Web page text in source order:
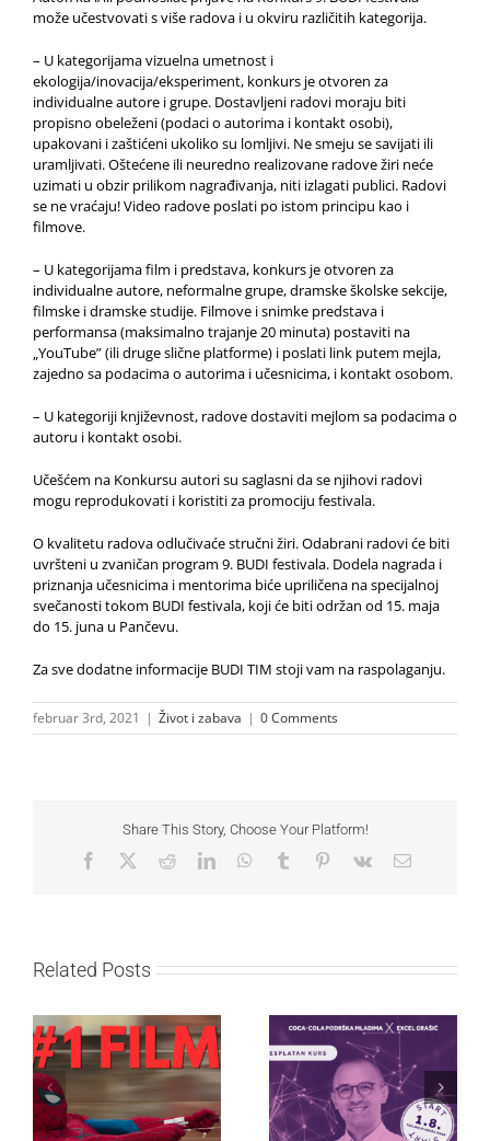
može učestvovati s više radova i u okviru različitih kategorija.
– U kategorijama vizuelna umetnost i
ekologija/inovacija/eksperiment, konkurs je otvoren za
individualne autore i grupe. Dostavljeni radovi moraju biti
propisno obeleženi (podaci o autorima i kontakt osobi),
upakovani i zaštićeni ukoliko su lomljivi. Ne smeju se savijati ili
uramljivati. Oštećene ili neuredno realizovane radove žiri neće
uzimati u obzir prilikom nagrađivanja, niti izlagati publici. Radovi
se ne vraćaju! Video radove poslati po istom principu kao i
filmove.
– U kategorijama film i predstava, konkurs je otvoren za
individualne autore, neformalne grupe, dramske školske sekcije,
filmske i dramske studije. Filmove i snimke predstava i
performansa (maksimalno trajanje 20 minuta) postaviti na
„YouTube” (ili druge slične platforme) i poslati link putem mejla,
zajedno sa podacima o autorima i učesnicima, i kontakt osobom.
– U kategoriji književnost, radove dostaviti mejlom sa podacima o
autoru i kontakt osobi.
Učešćem na Konkursu autori su saglasni da se njihovi radovi
mogu reprodukovati i koristiti za promociju festivala.
O kvalitetu radova odlučivaće stručni žiri. Odabrani radovi će biti
uvršteni u zvaničan program 9. BUDI festivala. Dodela nagrada i
priznanja učesnicima i mentorima biće upriličena na specijalnoj
svečanosti tokom BUDI festivala, koji će biti održan od 15. maja
do 15. juna u Pančevu.
Za sve dodatne informacije BUDI TIM stoji vam na raspolaganju.
februar 3rd, 2021 | Život i zabava | 0 Comments
Share This Story, Choose Your Platform!
Facebook RedditLinkedInWhatsApp
Tumblr Pinterest
Vk Email
Related Posts
Najuspešnije otvaranje
studijskog filma u Srbiji:
Spajdermen: Novi dan
oborio rekord već prvog
Priključi se besplatnoj
regionalnoj AI edukaciji
i nauči kako da
veštačku inteligenciju